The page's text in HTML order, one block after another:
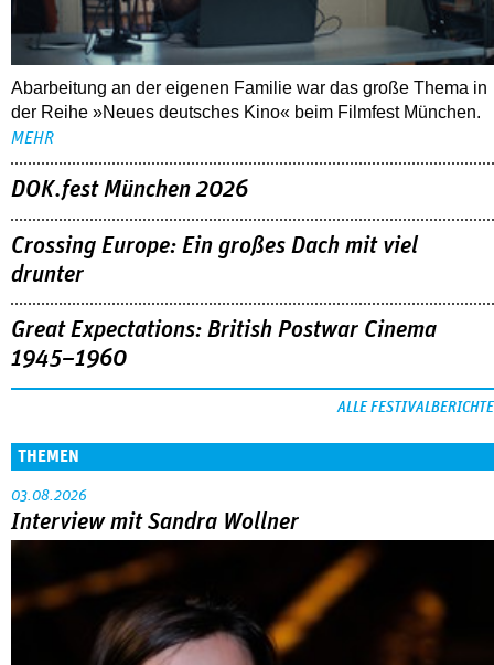
Abarbeitung an der eigenen Familie war das große Thema in
der Reihe »Neues deutsches Kino« beim Filmfest München.
MEHR
DOK.fest München 2026
Crossing Europe: Ein großes Dach mit viel
drunter
Great Expectations: British Postwar Cinema
1945–1960
ALLE FESTIVALBERICHTE
THEMEN
03.08.2026
Interview mit Sandra Wollner